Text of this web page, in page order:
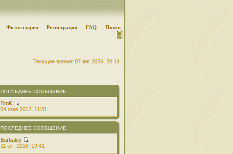
Фотогалерея Регистрация FAQ Поиск
Текущее время: 07 авг 2026, 20:14
ПОСЛЕДНЕЕ СООБЩЕНИЕ
DmK
04 фев 2012, 11:31
ПОСЛЕДНЕЕ СООБЩЕНИЕ
Barbaley
11 окт 2016, 19:41